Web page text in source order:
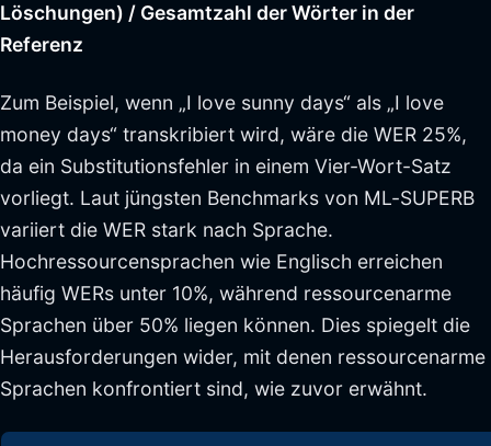
Löschungen) / Gesamtzahl der Wörter in der
Referenz
Zum Beispiel, wenn „I love sunny days“ als „I love
money days“ transkribiert wird, wäre die WER 25%,
da ein Substitutionsfehler in einem Vier-Wort-Satz
vorliegt. Laut jüngsten Benchmarks von ML-SUPERB
variiert die WER stark nach Sprache.
Hochressourcensprachen wie Englisch erreichen
häufig WERs unter 10%, während ressourcenarme
Sprachen über 50% liegen können. Dies spiegelt die
Herausforderungen wider, mit denen ressourcenarme
Sprachen konfrontiert sind, wie zuvor erwähnt.